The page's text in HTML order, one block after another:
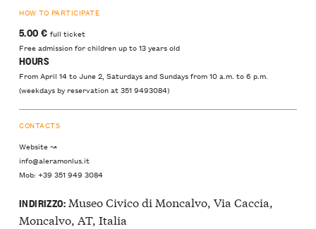
HOW TO PARTICIPATE
5.00 € full ticket
Free admission for children up to 13 years old
HOURS
From April 14 to June 2, Saturdays and Sundays from 10 a.m. to 6 p.m.
(weekdays by reservation at 351 9493084)
CONTACTS
Website ↝
info@aleramonlus.it
Mob: +39 351 949 3084
INDIRIZZO:Museo Civico di Moncalvo, Via Caccia,
Moncalvo, AT, Italia